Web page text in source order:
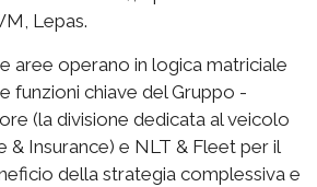
Lepas.
aree operano in logica matriciale
funzioni chiave del Gruppo -
(la divisione dedicata al veicolo
& Insurance) e NLT & Fleet per il
della strategia complessiva e